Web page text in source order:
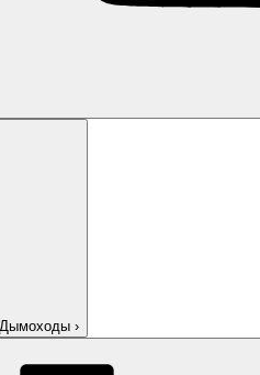
Дымоходы ›